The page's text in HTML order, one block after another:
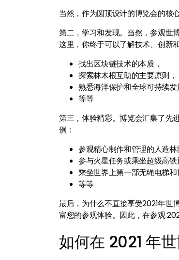
当然，作为圆顶设计的博览会的核
第二，学习和发现。当然，参观世
这里，你终于可以了解技术、创新
找出区块链技术的本质，
探索林木根互助的主要原则，
熟悉海洋保护和全球可持续发
等等
第三，体验精彩。博览会汇集了先
例：
参观精心制作和管理的人造林
参与火星任务或乘坐超级高铁
乘坐世界上第一部无绳电梯和
等等
最后，为什么不直接享受2021年世
富您的参观体验。因此，在参观
如何在 2021 年